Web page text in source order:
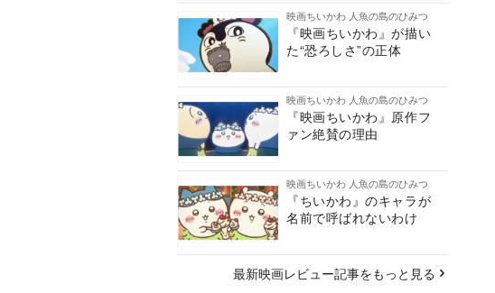
映画ちいかわ 人魚の島のひみつ
『映画ちいかわ』が描い
た“恐ろしさ”の正体
映画ちいかわ 人魚の島のひみつ
『映画ちいかわ』原作フ
ァン絶賛の理由
映画ちいかわ 人魚の島のひみつ
『ちいかわ』のキャラが
名前で呼ばれないわけ
最新映画レビュー記事をもっと見る